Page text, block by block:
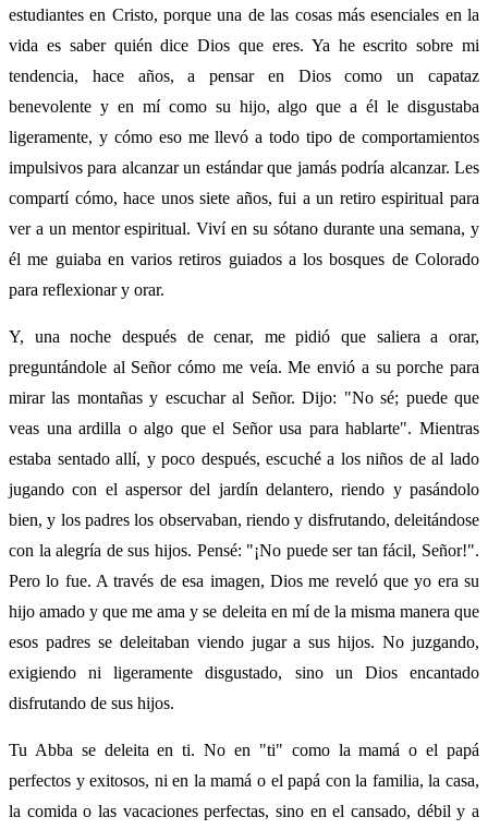
estudiantes en Cristo, porque una de las cosas más esenciales en la
vida es saber quién dice Dios que eres. Ya he escrito sobre mi
tendencia, hace años, a pensar en Dios como un capataz
benevolente y en mí como su hijo, algo que a él le disgustaba
ligeramente, y cómo eso me llevó a todo tipo de comportamientos
impulsivos para alcanzar un estándar que jamás podría alcanzar. Les
compartí cómo, hace unos siete años, fui a un retiro espiritual para
ver a un mentor espiritual. Viví en su sótano durante una semana, y
él me guiaba en varios retiros guiados a los bosques de Colorado
para reflexionar y orar.
Y, una noche después de cenar, me pidió que saliera a orar,
preguntándole al Señor cómo me veía. Me envió a su porche para
mirar las montañas y escuchar al Señor. Dijo: "No sé; puede que
veas una ardilla o algo que el Señor usa para hablarte". Mientras
estaba sentado allí, y poco después, escuché a los niños de al lado
jugando con el aspersor del jardín delantero, riendo y pasándolo
bien, y los padres los observaban, riendo y disfrutando, deleitándose
con la alegría de sus hijos. Pensé: "¡No puede ser tan fácil, Señor!".
Pero lo fue. A través de esa imagen, Dios me reveló que yo era su
hijo amado y que me ama y se deleita en mí de la misma manera que
esos padres se deleitaban viendo jugar a sus hijos. No juzgando,
exigiendo ni ligeramente disgustado, sino un Dios encantado
disfrutando de sus hijos.
Tu Abba se deleita en ti. No en "ti" como la mamá o el papá
perfectos y exitosos, ni en la mamá o el papá con la familia, la casa,
la comida o las vacaciones perfectas, sino en el cansado, débil y a